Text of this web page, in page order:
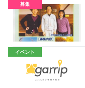
募集
イベント